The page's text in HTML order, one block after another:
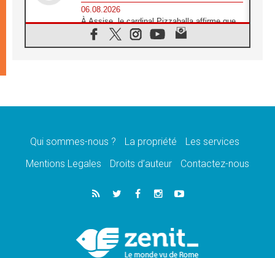
06.08.2026
À Assise, le cardinal Pizzaballa affirme que
«les chrétiens veulent la paix»
06.08.2026
message de paix et de dignité humaine»
«La visite du Pape en Uruguay renforcera
05.08.2026
Le nonce en Ukraine: «Il est inquiétant
Léon XIV au Pérou, une lueur d'espoir pour
un peuple en quête de paix
Qui sommes-nous ? La propriété
Les services
Mentions Legales
Droits d’auteur Contactez-nous